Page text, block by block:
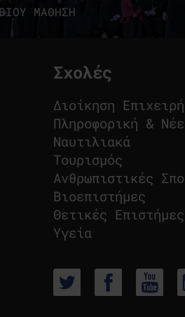
ΜΑΘΗΣΗ
Σχολές
Διοίκηση
Πληροφορική &
Ναυτιλιακά
Τουρισμός
Ανθρωπιστικές
Βιοεπιστήμες
Θετικές Επιστήμες
Υγεία